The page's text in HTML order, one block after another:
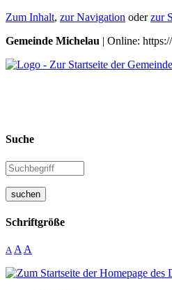
Zum Inhalt, zur Navigation oderzur
Gemeinde Michelau | Online:
Suche
suchen
Schriftgröße
A A A